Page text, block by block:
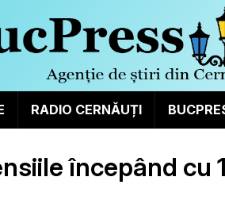
RADIO CERNĂUȚI
începând cu 1